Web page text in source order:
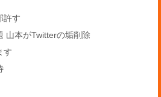
許す
山本がTwitterの垢削除
す